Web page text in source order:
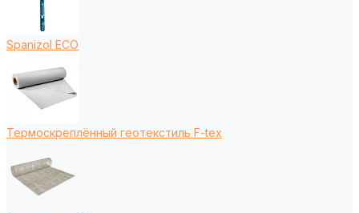
Spanizol ECO
Термоскреплённый геотекстиль F-tex